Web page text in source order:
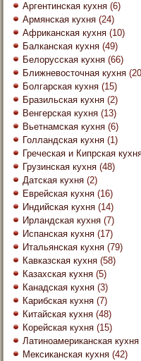
Аргентинская кухня (6)
Армянская кухня (24)
Африканская кухня (10)
Балканская кухня (49)
Белорусская кухня (66)
Ближневосточная кухня
Болгарская кухня (15)
Бразильская кухня (2)
Венгерская кухня (13)
Вьетнамская кухня (6)
Голландская кухня (1)
Греческая и Кипрская
Грузинская кухня (48)
Датская кухня (2)
Еврейская кухня (16)
Индийская кухня (14)
Ирландская кухня (7)
Испанская кухня (17)
Итальянская кухня (79)
Кавказская кухня (58)
Казахская кухня (5)
Канадская кухня (3)
Карибская кухня (7)
Китайская кухня (48)
Корейская кухня (15)
Латиноамериканская кухня
Мексиканская кухня (42)